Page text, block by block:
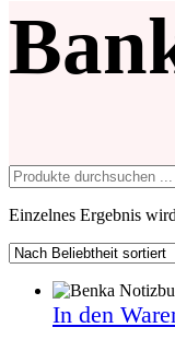
Search
for:
Einzelnes Ergebnis
In den